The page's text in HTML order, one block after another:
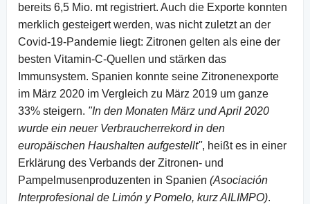
bereits 6,5 Mio. mt registriert. Auch die Exporte konnten
merklich gesteigert werden, was nicht zuletzt an der
Covid-19-Pandemie liegt: Zitronen gelten als eine der
besten Vitamin-C-Quellen und stärken das
Immunsystem. Spanien konnte seine Zitronenexporte
im März 2020 im Vergleich zu März 2019 um ganze
33% steigern. "In den Monaten März und April 2020
wurde ein neuer Verbraucherrekord in den
europäischen Haushalten aufgestellt", heißt es in einer
Erklärung des Verbands der Zitronen- und
Pampelmusenproduzenten in Spanien (Asociación
Interprofesional de Limón y Pomelo, kurz AILIMPO).